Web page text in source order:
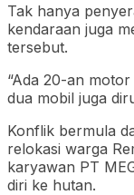
Tak hanya
kendaraan juga
tersebut.
“Ada 20-an
dua mobil juga
Konflik bermula
relokasi warga
karyawan PT
diri ke hutan.